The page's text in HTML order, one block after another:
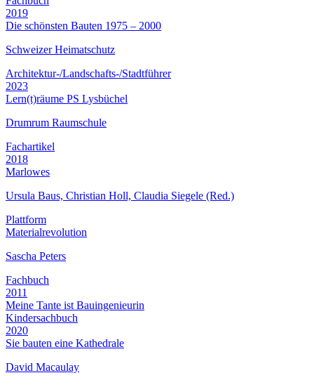
2019
Die schönsten Bauten 1975 – 2000
Schweizer Heimatschutz
Architektur-/Landschafts-/Stadtführer
2023
Lern(t)räume PS Lysbüchel
Drumrum Raumschule
Fachartikel
2018
Marlowes
Ursula Baus, Christian Holl, Claudia Siegele (Red.)
Plattform
Materialrevolution
Sascha Peters
Fachbuch
2011
Meine Tante ist Bauingenieurin
Kindersachbuch
2020
Sie bauten eine Kathedrale
David Macaulay